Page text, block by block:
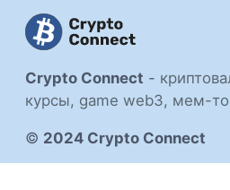
Crypto Connect -
курсы, game web3, мем-
© 2024 Crypto Connect